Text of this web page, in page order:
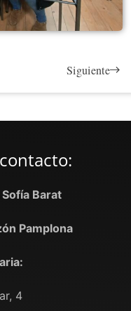
Siguiente
Barat
Pamplona
4